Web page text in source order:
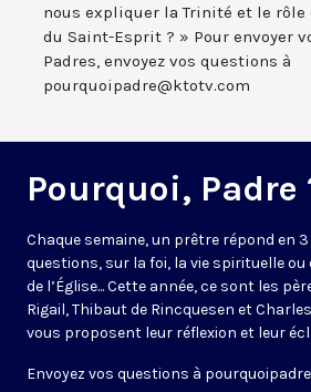
nous expliquer la Trinité et le rôle
du Saint-Esprit ? » Pour envoyer
Padres, envoyez vos questions à
pourquoipadre@ktotv.com
Pourquoi, Padre
Chaque semaine, un prêtre répond en
questions, sur la foi, la vie spirituelle
de l’Église... Cette année, ce sont les
Rigail, Thibaut de Rincquesen et
vous proposent leur réflexion et leur
Envoyez vos questions à